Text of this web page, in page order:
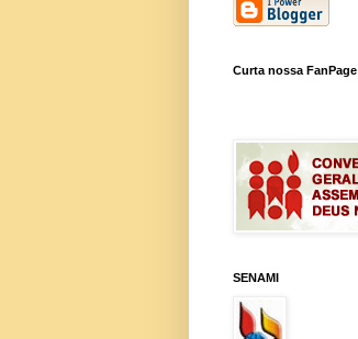
Curta nossa FanPage
SENAMI